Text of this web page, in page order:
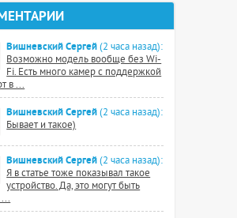
Вишневский Сергей (2 часа назад):
Возможно модель вообще без Wi-
Fi. Есть много камер с поддержкой
в ...
Вишневский Сергей (2 часа назад):
Бывает и такое)
Вишневский Сергей (2 часа назад):
Я в статье тоже показывал такое
устройство. Да, это могут быть